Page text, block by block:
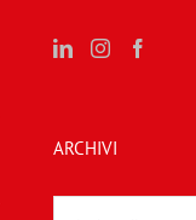
ARCHIVI